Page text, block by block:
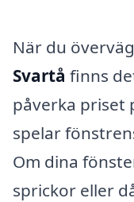
När du
Svartå finns
påverka priset
spelar
Om dina
sprickor eller